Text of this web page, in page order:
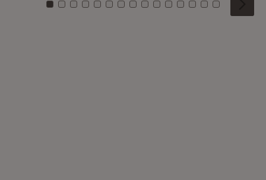
Zu Kachel: 0
Zu Kachel: 1
Zu Kachel: 2
Zu Kachel: 3
Zu Kachel: 4
Zu Kachel: 5
Zu Kachel: 6
Zu Kachel: 7
Zu Kachel: 8
Zu Kachel: 9
Zu Kachel: 10
Zu Kachel: 11
Zu Kachel: 12
Zu Kachel:
Zu